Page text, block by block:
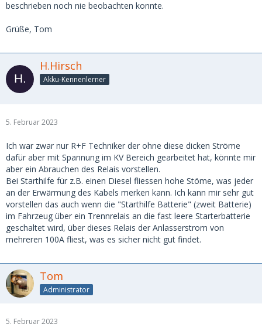
beschrieben noch nie beobachten konnte.
Grüße, Tom
H.Hirsch
Akku-Kennenlerner
5. Februar 2023
Ich war zwar nur R+F Techniker der ohne diese dicken Ströme
dafür aber mit Spannung im KV Bereich gearbeitet hat, könnte mir
aber ein Abrauchen des Relais vorstellen.
Bei Starthilfe für z.B. einen Diesel fliessen hohe Stöme, was jeder
an der Erwärmung des Kabels merken kann. Ich kann mir sehr gut
vorstellen das auch wenn die "Starthilfe Batterie" (zweit Batterie)
im Fahrzeug über ein Trennrelais an die fast leere Starterbatterie
geschaltet wird, über dieses Relais der Anlasserstrom von
mehreren 100A fliest, was es sicher nicht gut findet.
Tom
Administrator
5. Februar 2023